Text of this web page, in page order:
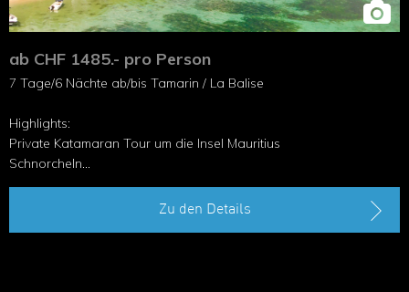
ab CHF 1485.- pro Person
7 Tage/6 Nächte ab/bis Tamarin / La Balise
Highlights:
Private Katamaran Tour um die Insel Mauritius
Schnorcheln
Tauchen
Zu den Details